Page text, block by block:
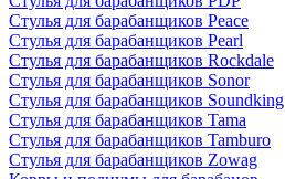
Стулья для барабанщиков Peace
Стулья для барабанщиков Pearl
Стулья для барабанщиков Rockdale
Стулья для барабанщиков Sonor
Стулья для барабанщиков Soundking
Стулья для барабанщиков Tama
Стулья для барабанщиков Tamburo
Стулья для барабанщиков Zowag